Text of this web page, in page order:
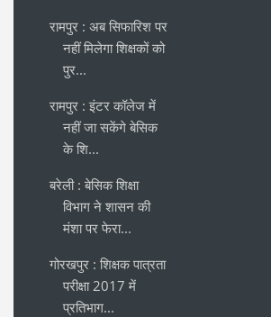
रामपुर : अब सिफारिश पर
नहीं मिलेगा शिक्षकों को
पुर...
रामपुर : इंटर कॉलेज में
नहीं जा सकेंगे बेसिक
के शि...
बरेली : बेसिक शिक्षा
विभाग ने शासन की
मंशा पर फेरा...
गोरखपुर : शिक्षक पात्रता
परीक्षा 2017 में
प्रतिभाग...